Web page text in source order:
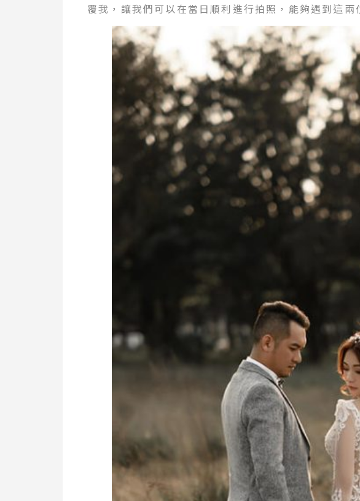
覆我，讓我們可以在當日順利進行拍照，能夠遇到這兩